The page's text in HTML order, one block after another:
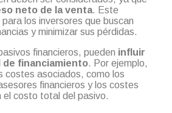
neto de la venta. Este
los inversores que buscan
y minimizar sus pérdidas.
financieros, pueden influir
financiamiento. Por ejemplo,
costes asociados, como los
financieros y los costes
el costo total del pasivo.